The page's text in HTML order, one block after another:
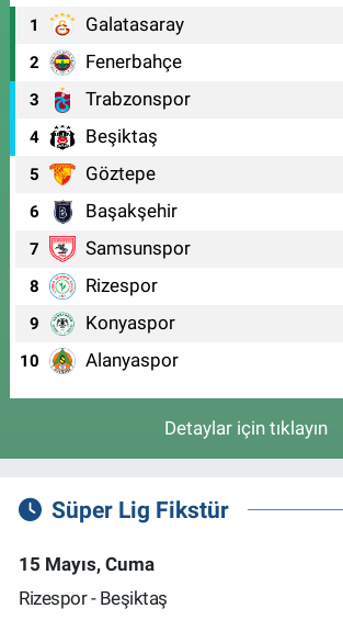
1 Galatasaray
2 Fenerbahçe
3 Trabzonspor
4 Beşiktaş
5 Göztepe
6 Başakşehir
7 Samsunspor
8 Rizespor
9 Konyaspor
10 Alanyaspor
Detaylar için tıklayın
Süper Lig Fikstür
15 Mayıs, Cuma
Rizespor - Beşiktaş